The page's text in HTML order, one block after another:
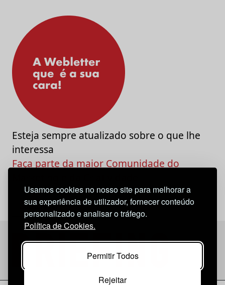
Usamos cookies no nosso site para melhorar a
sua experiência de utilizador, fornecer conteúdo
personalizado e analisar o tráfego.
Política de Cookies.
Permitir Todos
Rejeitar
Esteja sempre atualizado sobre o que lhe
interessa
Faça parte da maior Comunidade do